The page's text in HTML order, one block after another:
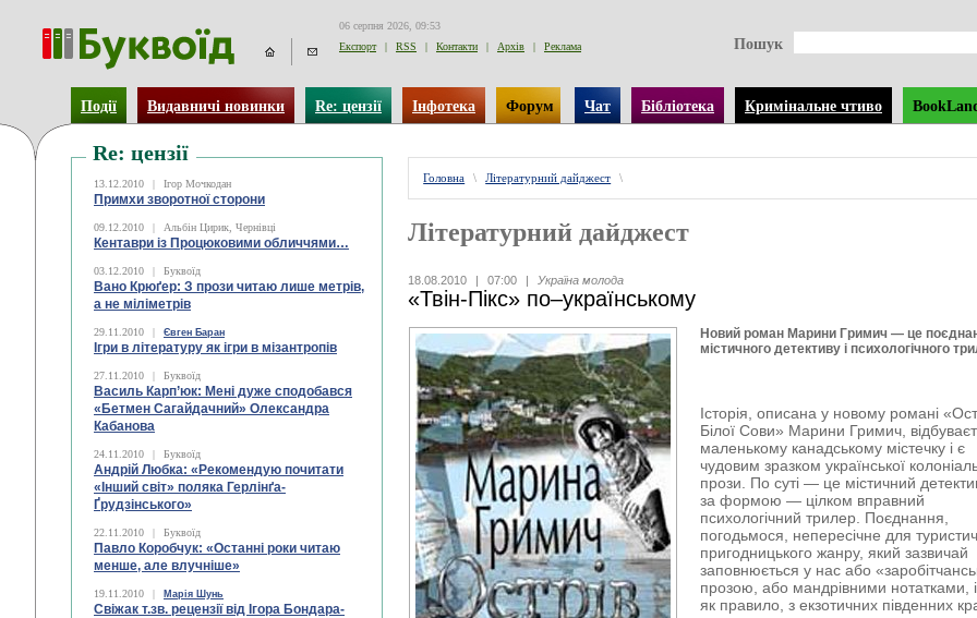
06 серпня 2026, 09:53
Експорт
| RSS | Контакти | Архів | Реклама Пошук
Події Видавничі новинки Re: цензії Інфотека Форум Чат Бібліотека Кримінальне чтиво
Re: цензії
13.12.2010 | Ігор Мочкодан
Примхи зворотної сторони
09.12.2010 | Альбін Цирик, Чернівці
Кентаври із Процюковими обличчями…
03.12.2010 | Буквоїд
Вано Крюґер: З прози читаю лише метрів,
а не міліметрів
29.11.2010 | Євген Баран
Ігри в літературу як ігри в мізантропів
27.11.2010 | Буквоїд
Василь Карп’юк: Мені дуже сподобався
«Бетмен Сагайдачний» Олександра
Кабанова
24.11.2010 | Буквоїд
Андрій Любка: «Рекомендую почитати
«Інший світ» поляка Герлінґа-
Ґрудзінського»
22.11.2010 | Буквоїд
Павло Коробчук: «Останні роки читаю
менше, але влучніше»
19.11.2010 | Марія Шунь
Свіжак т.зв. рецензії від Ігора Бондара-
Головна \ Літературний дайджест \
Літературний дайджест
18.08.2010 | 07:00 | Україна молода
«Твін-Пікс» по–українському
Новий роман Марини Гримич — це
містичного детективу і психологічного
Історія, описана у новому романі
Білої Сови» Марини Гримич,
маленькому канадському містечку і є
чудовим зразком української
прози. По суті — це містичний
за формою — цілком вправний
психологічний трилер. Поєднання,
погодьмося, непересічне для
пригодницького жанру, який зазвичай
заповнюється у нас або
прозою, або мандрівними нотатками, і
як правило, з екзотичних південних